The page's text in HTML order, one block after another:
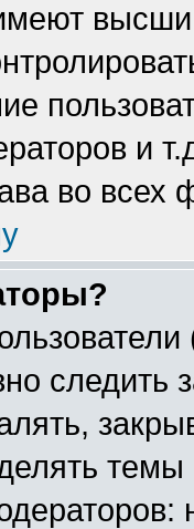
и
во всех
следить